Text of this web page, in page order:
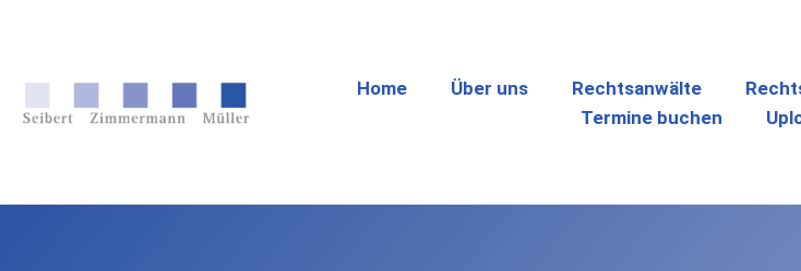
Home Über uns Rechtsanwälte
Termine buchen